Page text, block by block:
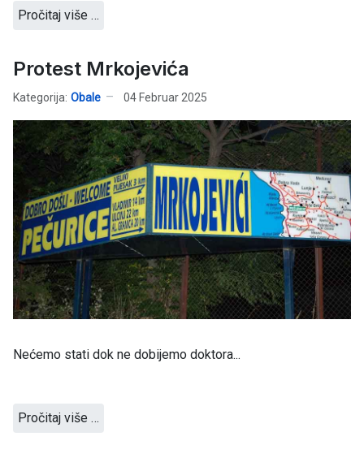
Pročitaj više …
Protest Mrkojevića
Kategorija: Obale 04 Februar 2025
Nećemo stati dok ne dobijemo doktora...
Pročitaj više …